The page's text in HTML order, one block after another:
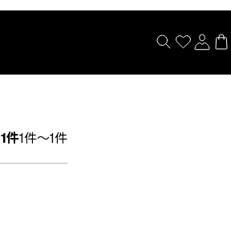
1件1件～1件